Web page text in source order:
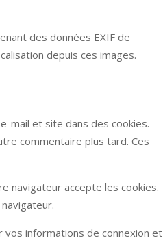
des données EXIF de
depuis ces images.
mail et site dans des cookies.
commentaire plus tard. Ces
navigateur accepte les cookies.
informations de connexion et